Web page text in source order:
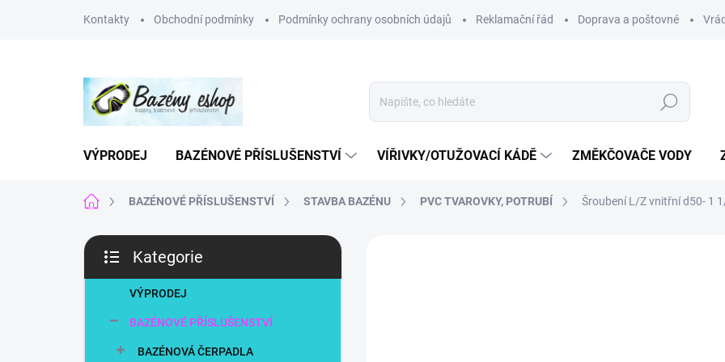
Kontakty Obchodní podmínky Podmínky ochrany osobních údajů Reklamační řád Doprava a poštovné
Hledat
VÝPRODEJ BAZÉNOVÉ PŘÍSLUŠENSTVÍ VÍŘIVKY/OTUŽOVACÍ KÁDĚ ZMĚKČOVAČE VODY
Domů BAZÉNOVÉ PŘÍSLUŠENSTVÍ STAVBA BAZÉNU PVC TVAROVKY, POTRUBÍ Šroubení L/Z vnitřní d50- 1
P
s
kategorie
Kategorie
VÝPRODEJ
BAZÉNOVÉ PŘÍSLUŠENSTVÍ
BAZÉNOVÁ ČERPADLA